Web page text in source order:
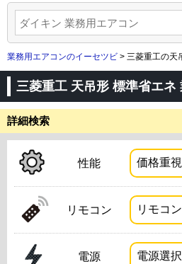
業務用エアコンのイーセツビ > 三菱重工の天
三菱重工 天吊形 標準省エネ
詳細検索
性能
リモコン
電源